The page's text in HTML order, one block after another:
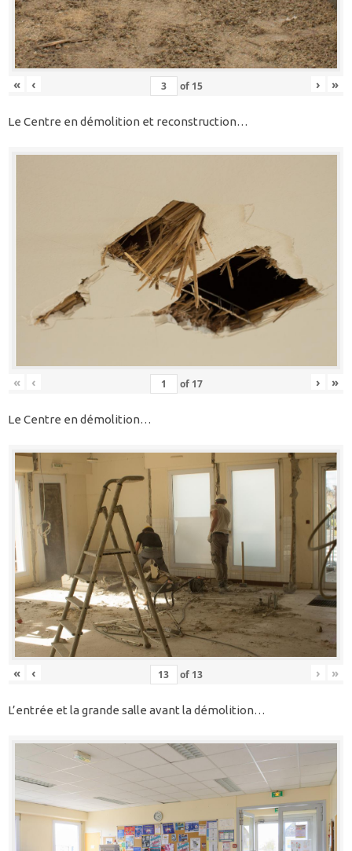
« ‹ of 15 › »
Le Centre en démolition et reconstruction…
« ‹ of 17 › »
Le Centre en démolition…
« ‹ of 13 › »
L’entrée et la grande salle avant la démolition…